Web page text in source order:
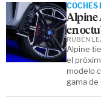
COCHES
Alpine
en
Alpine
el
modelo
gama
RUBÉN